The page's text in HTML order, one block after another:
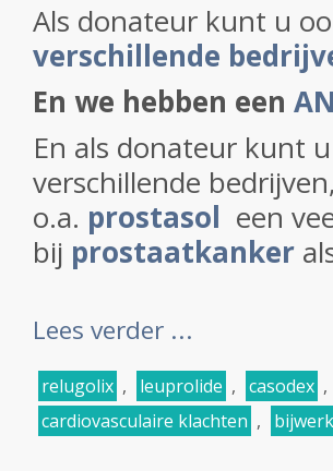
Als donateur kunt u
verschillende
En we hebben een
En als donateur kunt
verschillende
o.a. prostasol een
bij prostaatkanker
Lees verder ...
relugolix , leuprolide , casodex ,
cardiovasculaire klachten ,